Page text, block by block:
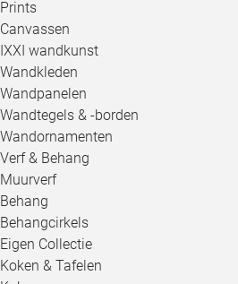
Prints
Canvassen
IXXI wandkunst
Wandkleden
Wandpanelen
Wandtegels & -borden
Wandornamenten
Verf & Behang
Muurverf
Behang
Behangcirkels
Eigen Collectie
Koken & Tafelen